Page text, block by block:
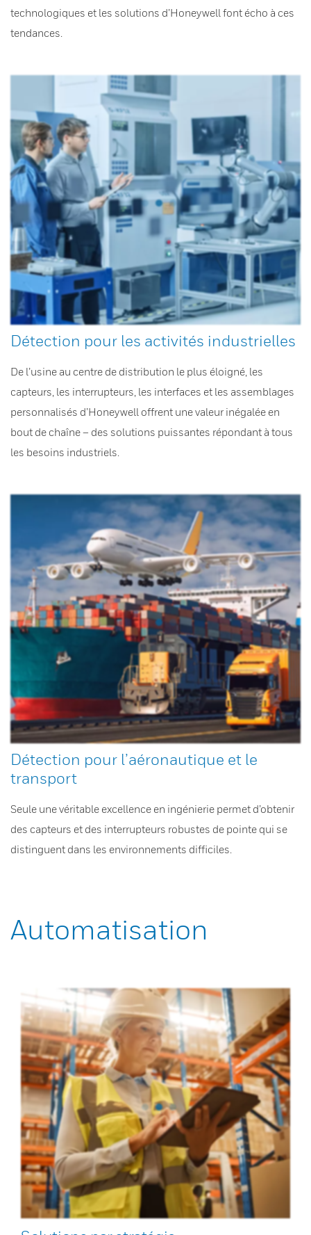
technologiques et les solutions d’Honeywell font écho à ces
tendances.
Détection pour les activités industrielles
De l’usine au centre de distribution le plus éloigné, les
capteurs, les interrupteurs, les interfaces et les assemblages
personnalisés d’Honeywell offrent une valeur inégalée en
bout de chaîne – des solutions puissantes répondant à tous
les besoins industriels.
Détection pour l’aéronautique et le
transport
Seule une véritable excellence en ingénierie permet d’obtenir
des capteurs et des interrupteurs robustes de pointe qui se
distinguent dans les environnements difficiles.
Automatisation